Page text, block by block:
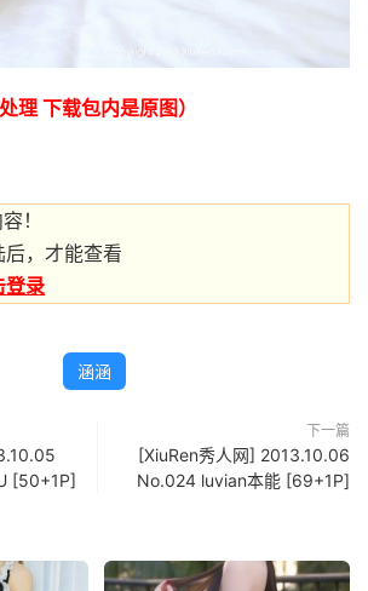
理 下载包内是原图）
！
后，才能查看
登录
涵涵
[50+1P]
下一篇
[XiuRen秀人网] 2013.10.06
No.024 luvian本能 [69+1P]